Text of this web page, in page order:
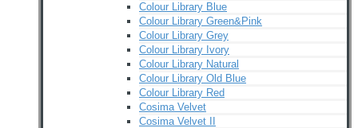
Colour Library Blue
Colour Library Green&Pink
Colour Library Grey
Colour Library Ivory
Colour Library Natural
Colour Library Old Blue
Colour Library Red
Cosima Velvet
Cosima Velvet II